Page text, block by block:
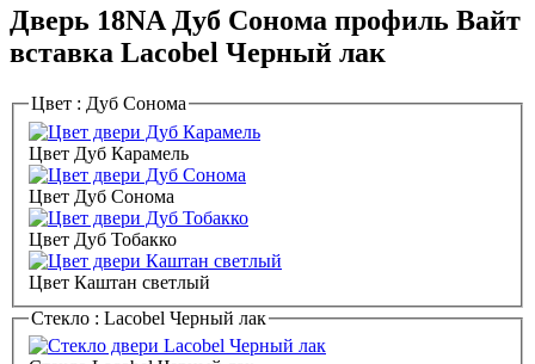
Дверь 18NA Дуб Сонома профиль Вайт
вставка Lacobel Черный лак
Цвет : Дуб Сонома
Цвет Дуб Карамель
Цвет Дуб Сонома
Цвет Дуб Тобакко
Цвет Каштан светлый
Стекло : Lacobel Черный лак